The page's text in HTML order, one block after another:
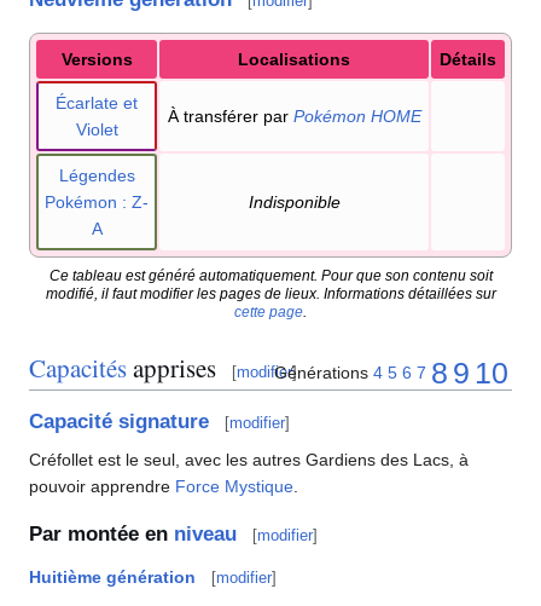
Versions Localisations Détails
Écarlate et
Violet
À transférer par Pokémon HOME
Légendes
Pokémon : Z-
A
Indisponible
Ce tableau est généré automatiquement. Pour que son contenu soit
modifié, il faut modifier les pages de lieux. Informations détaillées sur
cette page
Capacitésapprises [modifier]
Générations 4 5 6 7 8 9 10
Capacité signature [modifier]
Créfollet est le seul, avec les autres Gardiens des Lacs, à
pouvoir apprendre Force Mystique
Par montée en niveau [modifier]
Huitième génération [modifier]